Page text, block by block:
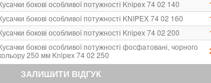
бокові особливої потужності Knipex 74 02 140
бокові особливої потужності KNIPEX 74 02 160
бокові особливої потужності Knipex 74 02 200
бокові особливої ​​потужності фосфатовані, чорного
250 мм Knipex 74 02 250
кольору 200 мм Knipex 74 02 200 T
ЗАЛИШИТИ ВІДГУК